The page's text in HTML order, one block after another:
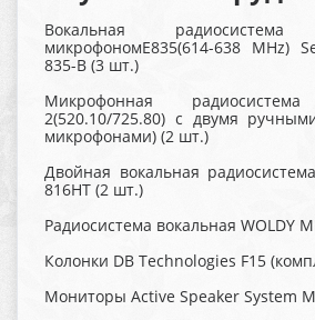
Вокальная
микрофономЕ835(614-638 MHz)
835-B (3 шт.)
Микрофонная
2(520.10/725.80) с двумя
микрофонами) (2 шт.)
Двойная вокальная
816НТ (2 шт.)
Радиосистема вокальная WOLDY
Колонки DB Technologies F15
Мониторы Active Speaker System